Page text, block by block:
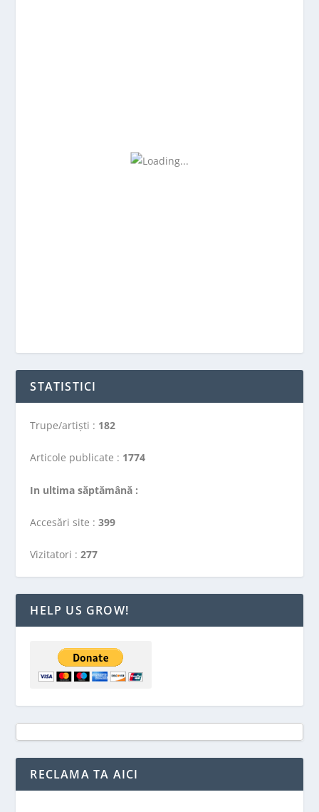
STATISTICI
Trupe/artiști : 182
Articole publicate : 1774
In ultima săptămână :
Accesări site :399
Vizitatori :277
HELP US GROW!
RECLAMA TA AICI